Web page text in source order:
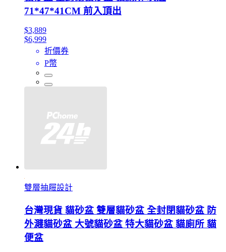
71*47*41CM 前入頂出
$3,889
$6,999
折價券
P幣
雙層抽屜設計
台灣現貨 貓砂盆 雙層貓砂盆 全封閉貓砂盆 防
外濺貓砂盆 大號貓砂盆 特大貓砂盆 貓廁所 貓
便盆